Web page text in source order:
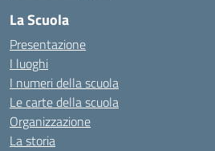
La Scuola
Presentazione
I luoghi
I numeri della scuola
Le carte della scuola
Organizzazione
La storia